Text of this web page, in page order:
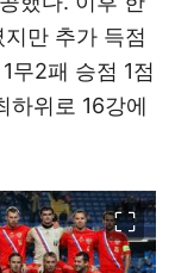
만 추가 득점
무2패 승점 1점
하위로 16강에